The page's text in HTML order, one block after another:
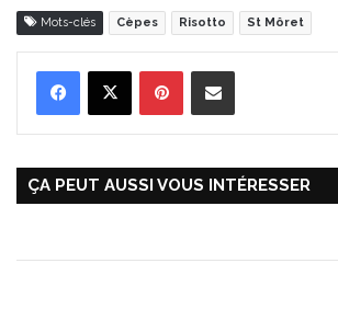
Mots-clés Cèpes Risotto St Môret
ÇA PEUT AUSSI VOUS INTÉRESSER